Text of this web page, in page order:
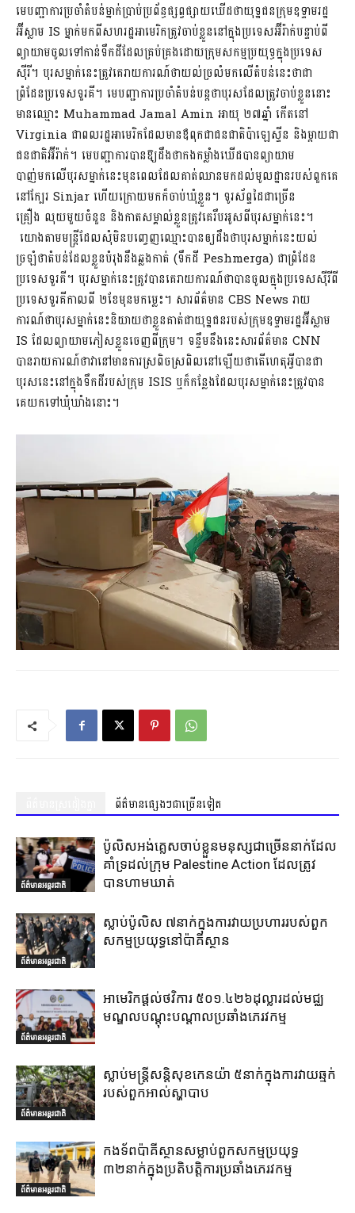
មេបញ្ជាការប្រចាំតំបន់ម្នាក់ប្រាប់ប្រព័ន្ធផ្សព្វផ្សាយឃើដថាយុទ្ឋជនក្រុមឧទ្ទាមរដ្ឋ
អ៊ីស្លាម IS ម្នាក់មកពីសហរដ្ឋអាមេរិកត្រូវចាប់ខ្លួននៅក្នុងប្រទេសអ៊ីរ៉ាក់បន្ទាប់ពី
ព្យាយាមចូលទៅកាន់ទឹកដីដែលគ្រប់គ្រងដោយក្រុមសកម្មប្រយុទ្ធក្នុងប្រទេស
ស៊ីរី។ បុរសម្នាក់នេះត្រូវគេរាយការណ៍ថាយល់ច្រលំមកលើតំបន់នេះថាជា
ព្រំដែនប្រទេសទួរគី។ មេបញ្ជាការប្រចាំតំបន់បន្តថាបុរសដែលត្រូវចាប់ខ្លួននោះ
មានឈ្មោះ Muhammad Jamal Amin អាយុ ២៧ឆ្នាំ កើតនៅ
Virginia ជាពលរដ្ឋអាមេរិកដែលមានឪពុកជាជនជាតិប៉ាឡេស្ទីន និងម្តាយជា
ជនជាតិអ៊ីរ៉ាក់។ មេបញ្ជាការបានឱ្យដឹងថាកងកម្លាំងឃើដបានព្យាយាម
បាញ់មកលើបុរសម្នាក់នេះមុនពេលដែលគាត់ឈានមកដល់មូលដ្ឋានរបស់ពួកគេ
នៅក្បែរ Sinjar ហើយក្រោយមកក៏ចាប់ឃុំខ្លួន។ ទូរស័ព្ទដៃជាច្រើន
គ្រឿង លុយមួយចំនួន និងកាតសម្គាល់ខ្លួនត្រូវគេរឹបអូសពីបុរសម្នាក់នេះ។
យោងតាមមន្រ្តីដែលសុំមិនបញ្ចេញឈ្មោះបានឲ្យដឹងថាបុរសម្នាក់នេះយល់
ច្រឡំថាតំបន់ដែលខ្លួនបំរុងនឹងឆ្លងកាត់ (ទឹកដី Peshmerga) ជាព្រំដែន
ប្រទេសទួរគី។ បុរសម្នាក់នេះត្រូវបានគេរាយការណ៍ថាបានចូលក្នុងប្រទេសស៊ីរីពី
ប្រទេសទួរគីកាលពី ២ខែមុនមកម្លេះ។ សារព័ត៌មាន CBS News រាយ
ការណ៍ថាបុរសម្នាក់នេះនិយាយថាខ្លួនគាត់ជាយុទ្ឋជនរបស់ក្រុមឧទ្ទាមរដ្ឋអ៊ីស្លាម
IS ដែលព្យាយាមភៀសខ្លួនចេញពីក្រុម។ ទន្ទឹមនឹងនេះសារព័ត៌មាន CNN
បានរាយការណ៍ថាវានៅមានការស្រពិចស្រពិលនៅឡើយថាតើហេតុអ្វីបានជា
បុរសនេះនៅក្នុងទឹកដីរបស់ក្រុម ISIS ឬក៏កន្លែងដែលបុរសម្នាក់នេះត្រូវបាន
គេយកទៅឃុំឃាំងនោះ។
ព័ត៌មានផ្សេងៗជាច្រើនទៀត
ព័ត៌មានអន្តរជាតិ
ប៉ូលិសអង់គ្លេសចាប់ខ្លួនមនុស្សជាច្រើននាក់ដែល
គាំទ្រដល់ក្រុម Palestine Action ដែលត្រូវ
បានហាមឃាត់
ព័ត៌មានអន្តរជាតិ
ស្លាប់ប៉ូលិស ៧នាក់ក្នុងការវាយប្រហាររបស់ពួក
សកម្មប្រយុទ្ធនៅប៉ាគីស្ថាន
ព័ត៌មានអន្តរជាតិ
អាមេរិកផ្តល់ថវិការ ៥០១.៤២៦ដុល្លារដល់មជ្ឈ
មណ្ឌលបណ្តុះបណ្តាលប្រឆាំងភេរវកម្ម
ព័ត៌មានអន្តរជាតិ
ស្លាប់មន្ត្រីសន្តិសុខកេនយ៉ា ៥នាក់ក្នុងការវាយឆ្មក់
របស់ពួកអាល់ស្ហាបាប
ព័ត៌មានអន្តរជាតិ
កងទ័ពប៉ាគីស្ថានសម្លាប់ពួកសកម្មប្រយុទ្ធ
៣២នាក់ក្នុងប្រតិបត្តិការប្រឆាំងភេរវកម្ម